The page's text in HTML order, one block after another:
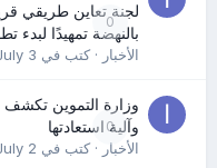
0
لجنة تعاين طريقي
بالنهضة تمهيدًا لبدء
الأخبار· كتب في July 3
0
وزارة التموين تكشف
وآلية استعادتها
الأخبار· كتب في July 2